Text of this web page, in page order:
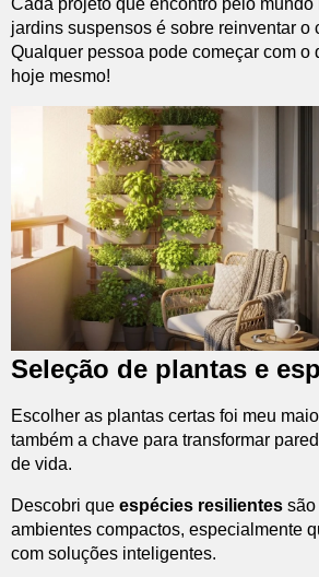
Cada projeto que encontro pelo mundo
jardins suspensos é sobre reinventar o
Qualquer pessoa pode começar com o
hoje mesmo!
Seleção de plantas e
Escolher as plantas certas foi meu
também a chave para transformar
de vida.
Descobri que espécies resilientes são
ambientes compactos, especialmente
com soluções inteligentes.